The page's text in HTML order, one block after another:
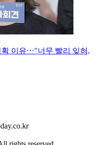
획 이유⋯"너무 빨리 잊혀,